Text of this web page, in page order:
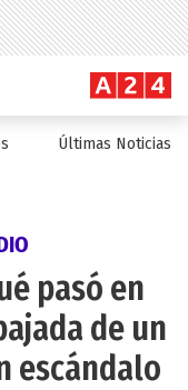
Últimas Noticias
pasó en
de un
escándalo